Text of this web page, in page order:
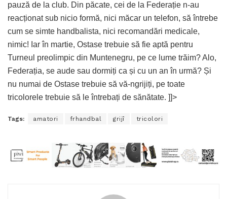
pauză de la club. Din păcate, cei de la Federație n-au
reacționat sub nicio formă, nici măcar un telefon, să întrebe
cum se simte handbalista, nici recomandări medicale,
nimic! Iar în martie, Ostase trebuie să fie aptă pentru
Turneul preolimpic din Muntenegru, pe ce lume trăim? Alo,
Federația, se aude sau dormiți ca și cu un an în urmă? Și
nu numai de Ostase trebuie să vă-ngrijiți, pe toate
tricolorele trebuie să le întrebați de sănătate. ]]>
Tags: amatori frhandbal grijî tricolori